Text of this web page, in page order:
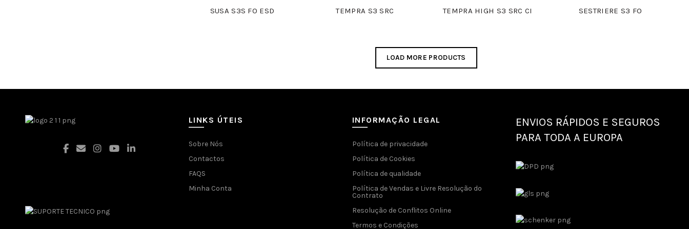
SUSA S3S FO ESD TEMPRA S3 SRC TEMPRA HIGH S3 SRC CI SESTRIERE S3 FO
LOAD MORE PRODUCTS
LINKS ÚTEIS
Sobre Nós
Contactos
FAQS
Minha Conta
INFORMAÇÃO LEGAL
Política de privacidade
Política de Cookies
Política de qualidade
Política de Vendas e Livre Resolução do
Contrato
Resolução de Conflitos Online
Termos e Condições
ENVIOS RÁPIDOS E SEGUROS
PARA TODA A EUROPA